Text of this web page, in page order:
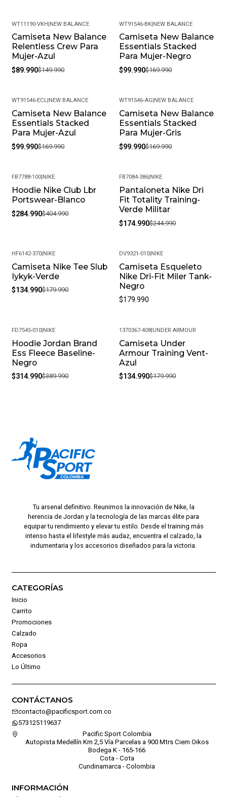
-40%
WT11190-VKH|NEW BALANCE
Camiseta New Balance
Relentless Crew Para
Mujer-Azul
$89.990$149.990
-41%
WT91546-BK|NEW BALANCE
Camiseta New Balance
Essentials Stacked
Para Mujer-Negro
$99.990$169.990
-41%
WT91546-ECL| NEW BALANCE
Camiseta New Balance
Essentials Stacked
Para Mujer-Azul
$99.990$169.990
-41%
WT91546-AG NEW BALANCE
Camiseta New Balance
Essentials Stacked
Para Mujer-Gris
$99.990$169.990
-30%
FB7788-100| NIKE
Hoodie Nike Club Lbr
Portswear-Blanco
$284.990$404.990
-29%
FB7084-386 NIKE
Pantaloneta Nike Dri
Fit Totality Training-
Verde Militar
$174.990$244.990
-25%
HF6142-370| NIKE
Camiseta Nike Tee Slub
Iykyk-Verde
$134.990$179.990
DV9321-010 NIKE
Camiseta Esqueleto
Nike Dri-Fit Miler Tank-
Negro
$179.990
-19%
FD7545-010| NIKE
Hoodie Jordan Brand
Ess Fleece Baseline-
Negro
$314.990$389.990
-25%
1370367-408 UNDER ARMOUR
Camiseta Under
Armour Training Vent-
Azul
$134.990$179.990
Tu arsenal definitivo. Reunimos la innovación de Nike, la
herencia de Jordan y la tecnología de las marcas élite para
equipar tu rendimiento y elevar tu estilo. Desde el training más
intenso hasta el lifestyle más audaz, encuentra el calzado, la
indumentaria y los accesorios diseñados para la victoria.
CATEGORÍAS
Inicio
Carrito
Promociones
Calzado
Ropa
Accesorios
Lo Último
CONTÁCTANOS
contacto@pacificsport.com.co
573125119637
Pacific Sport Colombia
Autopista Medellín Km 2,5 Vía Parcelas a 900 Mtrs Ciem Oikos
Bodega K - 165-166
Cota - Cota
Cundinamarca - Colombia
INFORMACIÓN